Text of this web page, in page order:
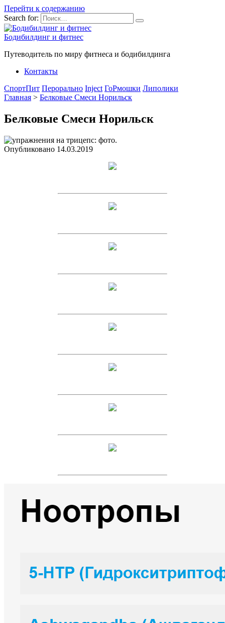
Перейти к содержанию
Search for:
Бодибилдинг и фитнес
Путеводитель по миру фитнеса и бодибилдинга
Контакты
СпортПит Перорально Inject ГоРмошки Липолики
Главная > Белковые Смеси Норильск
Белковые Смеси Норильск
Опубликовано 14.03.2019